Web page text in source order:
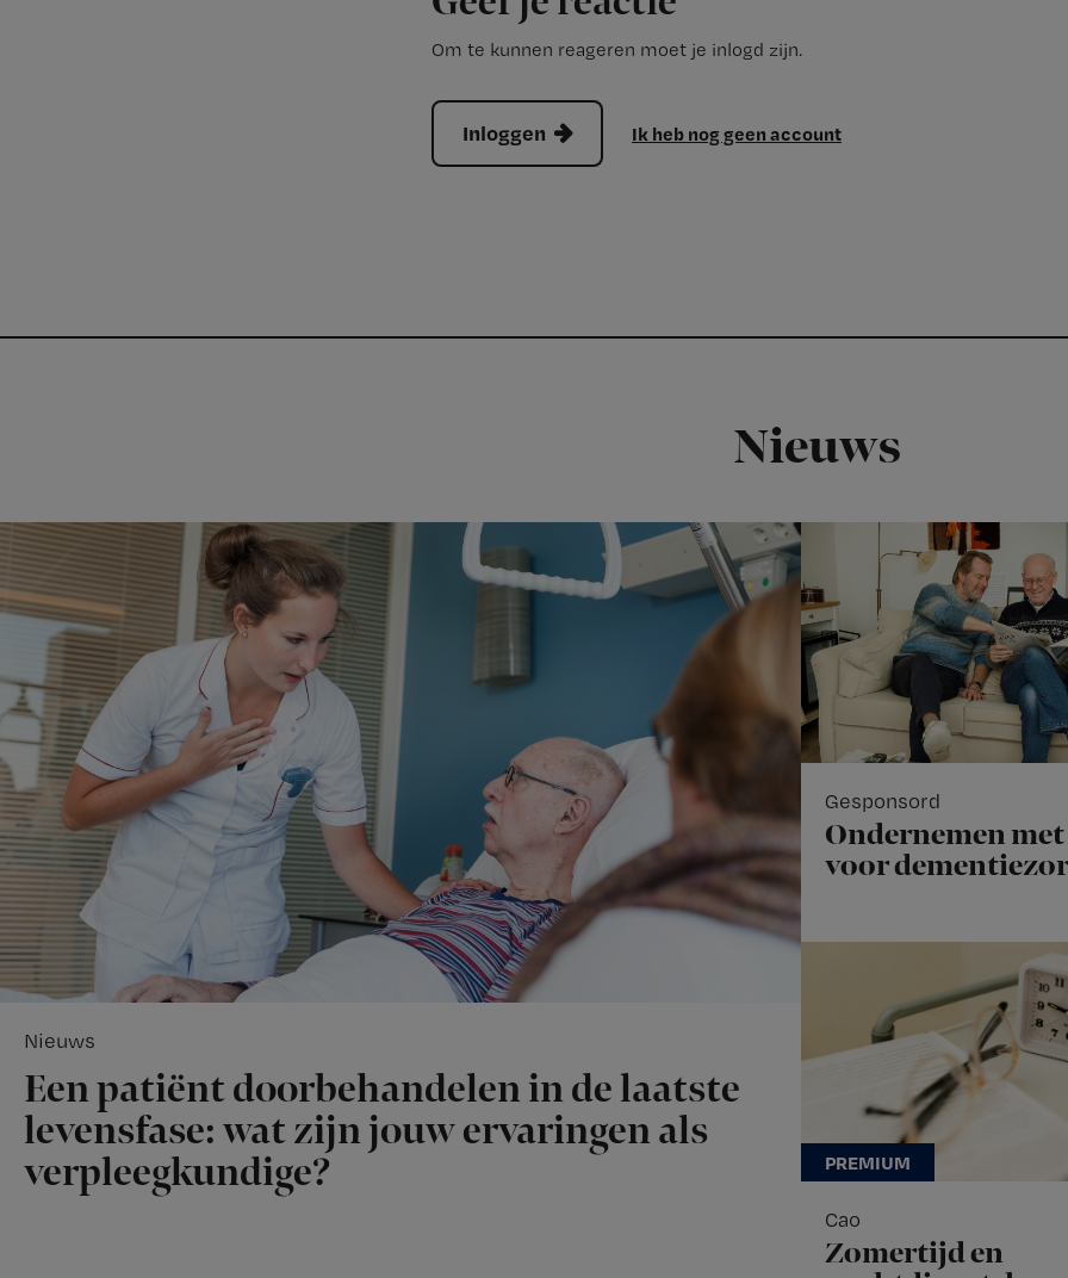
Om te kunnen reageren moet je inlogd zijn.
Inloggen Ik heb nog geen account
Nieuws
Nieuws
Een patiënt doorbehandelen in de laatste
levensfase: wat zijn jouw ervaringen als
verpleegkundige?
Gesponsord
Ondernemen
voor
Cao
Zomertijd en